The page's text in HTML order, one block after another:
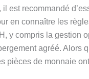
est recommandé
en connaître les
y compris la gestion
agréé. Alors
pièces de monnaie